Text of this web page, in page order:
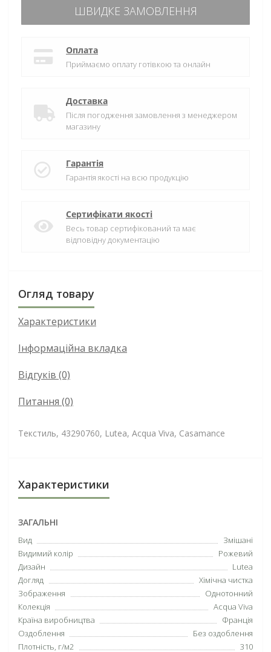
ШВИДКЕ ЗАМОВЛЕННЯ
Оплата
Приймаємо оплату готівкою та онлайн
Доставка
Після погодження замовлення з менеджером
магазину
Гарантія
Гарантія якості на всю продукцію
Сертифікати якості
Весь товар сертифікований та має
відповідну документацію
Огляд товару
Характеристики
Інформаційна вкладка
Відгуків (0)
Питання (0)
Текстиль, 43290760, Lutea, Acqua Viva, Casamance
Характеристики
ЗАГАЛЬНІ
Вид
Змішані
Видимий колір
Рожевий
Дизайн
Lutea
Догляд
Хімічна чистка
Зображення
Однотонний
Колекція
Acqua Viva
Країна виробництва
Франція
Оздоблення
Без оздоблення
Плотність, г/м2
310